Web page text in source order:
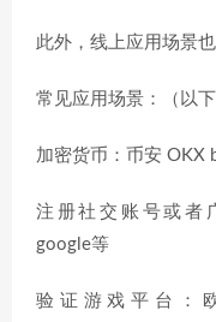
此外，线上应用场景也
常见应用场景：（以
加密货币：币安 OKX
注册社交账号或者
google等
验证游戏平台：欧